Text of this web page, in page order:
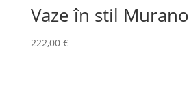
Vaze în stil Murano
222,00 €